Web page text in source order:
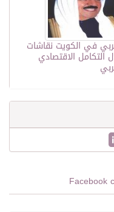
في الكويت نقاشات
التكامل الاقتصادي
Facebook